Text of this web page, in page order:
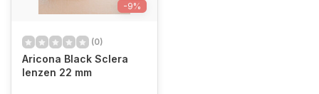
-9%
(0)
Aricona Black Sclera
lenzen 22 mm